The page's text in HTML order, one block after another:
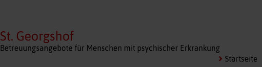
St. Georgshof
Betreuungsangebote für Menschen mit psychischer Erkrankung
Startseite